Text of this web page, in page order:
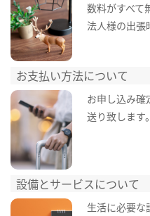
数料がすべて
法人様の出張
お支払い方法について
お申し込み確
送り致します。
設備とサービスについて
生活に必要な